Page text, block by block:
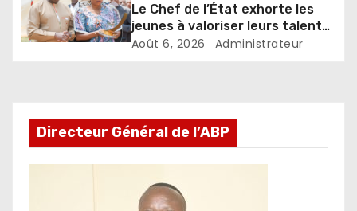
Le Chef de l’État exhorte les
jeunes à valoriser leurs talents
pour accélérer le
Août 6, 2026 Administrateur
Directeur Général de l’ABP